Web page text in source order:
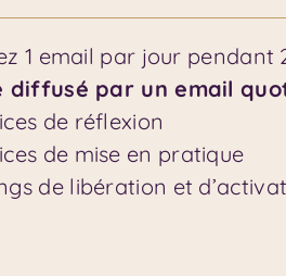
1 email par jour
diffusé par un email
de réflexion
de mise en pratique
de libération et